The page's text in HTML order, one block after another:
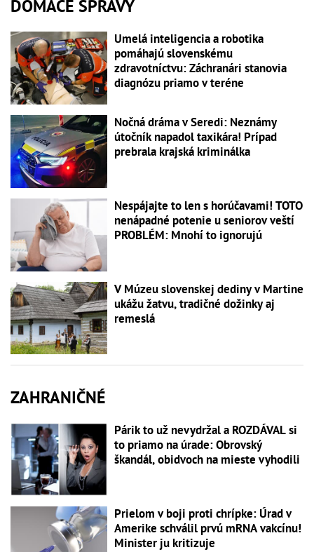
DOMÁCE SPRÁVY
Umelá inteligencia a robotika
pomáhajú slovenskému
zdravotníctvu: Záchranári stanovia
diagnózu priamo v teréne
Nočná dráma v Seredi: Neznámy
útočník napadol taxikára! Prípad
prebrala krajská kriminálka
Nespájajte to len s horúčavami! TOTO
nenápadné potenie u seniorov veští
PROBLÉM: Mnohí to ignorujú
V Múzeu slovenskej dediny v Martine
ukážu žatvu, tradičné dožinky aj
remeslá
ZAHRANIČNÉ
Párik to už nevydržal a ROZDÁVAL si
to priamo na úrade: Obrovský
škandál, obidvoch na mieste vyhodili
Prielom v boji proti chrípke: Úrad v
Amerike schválil prvú mRNA vakcínu!
Minister ju kritizuje